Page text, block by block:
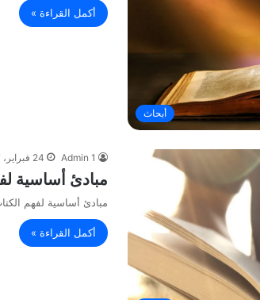
أبحاث
أكمل القراءة »
Admin 1 24 فبراير، 2017
مبادئ أساسية
مبادئ أساسية لفهم
أكمل القراءة »